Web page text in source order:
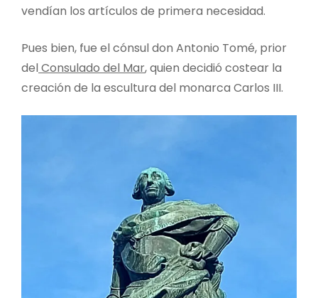
vendían los artículos de primera necesidad.
Pues bien, fue el cónsul don Antonio Tomé, prior
delConsulado del Mar, quien decidió costear la
creación de la escultura del monarca Carlos III.